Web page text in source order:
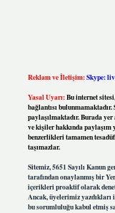
Reklam ve İletişim:Skype:
Yasal Uyarı:Bu internet
bağlantısı bulunmamaktadır.
paylaşılmaktadır. Burada
ve kişiler hakkında
benzerlikleri tamamen
taşımazlar.
Sitemiz, 5651 Sayılı Kanun
tarafından onaylanmış bir
içerikleri proaktif olarak
Ancak, üyelerimiz
bu sorumluluğu kabul etmiş